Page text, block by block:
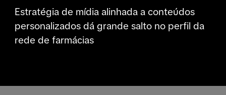
Estratégia de mídia alinhada a conteúdos
personalizados dá grande salto no perfil da
rede de farmácias